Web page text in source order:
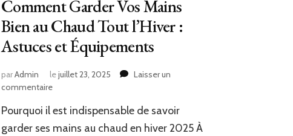
Comment Garder Vos Mains
Bien au Chaud Tout l’Hiver :
Astuces et Équipements
parAdmin lejuillet 23, 2025
Laisser un
commentairesur
Garder
Vos
Pourquoi il est indispensable de savoir
garder ses mains au chaud en hiver 2025 À